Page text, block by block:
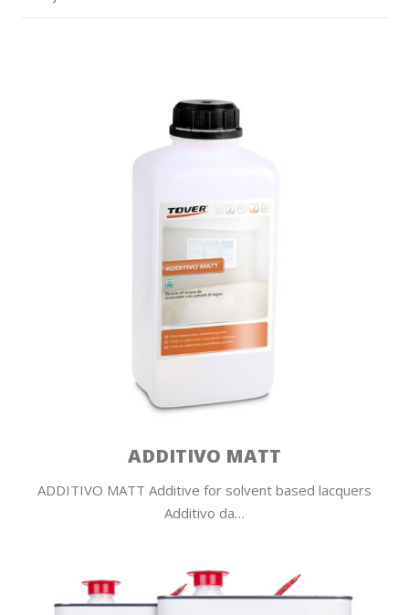
ADDITIVO MATT
ADDITIVO MATT Additive for solvent based lacquers
Additivo da…